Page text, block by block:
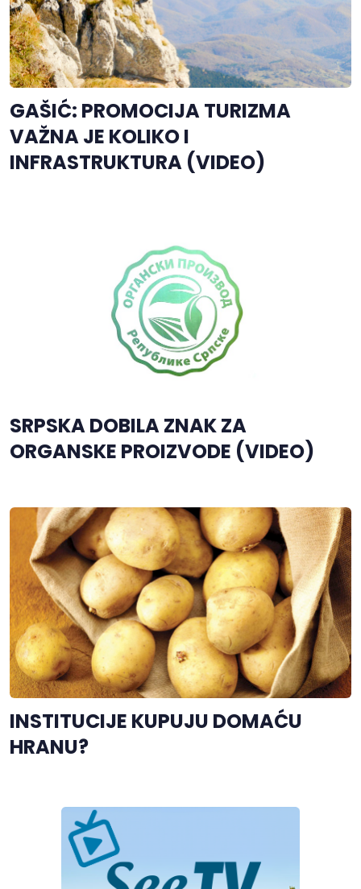
GAŠIĆ: PROMOCIJA TURIZMA
VAŽNA JE KOLIKO I
INFRASTRUKTURA (VIDEO)
SRPSKA DOBILA ZNAK ZA
ORGANSKE PROIZVODE (VIDEO)
INSTITUCIJE KUPUJU DOMAĆU
HRANU?